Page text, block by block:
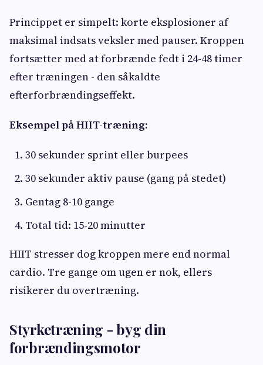
Princippet er simpelt: korte eksplosioner af
maksimal indsats veksler med pauser. Kroppen
fortsætter med at forbrænde fedt i 24-48 timer
efter træningen - den såkaldte
efterforbrændingseffekt.
Eksempel på HIIT-træning:
30 sekunder sprint eller burpees
30 sekunder aktiv pause (gang på stedet)
Gentag 8-10 gange
Total tid: 15-20 minutter
HIIT stresser dog kroppen mere end normal
cardio. Tre gange om ugen er nok, ellers
risikerer du overtræning.
Styrketræning - byg din
forbrændingsmotor